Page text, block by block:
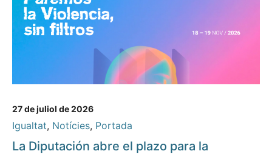
27 de juliol de 2026
Igualtat, Notícies, Portada
La Diputación abre el plazo para la